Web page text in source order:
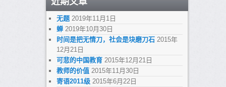
无题 2019年11月1日
蝉 2019年10月30日
时间是把无情刀，社会是块磨刀石 2015年
12月21日
可悲的中国教育 2015年12月21日
教师的价值 2015年11月30日
寄语2011级 2015年6月22日